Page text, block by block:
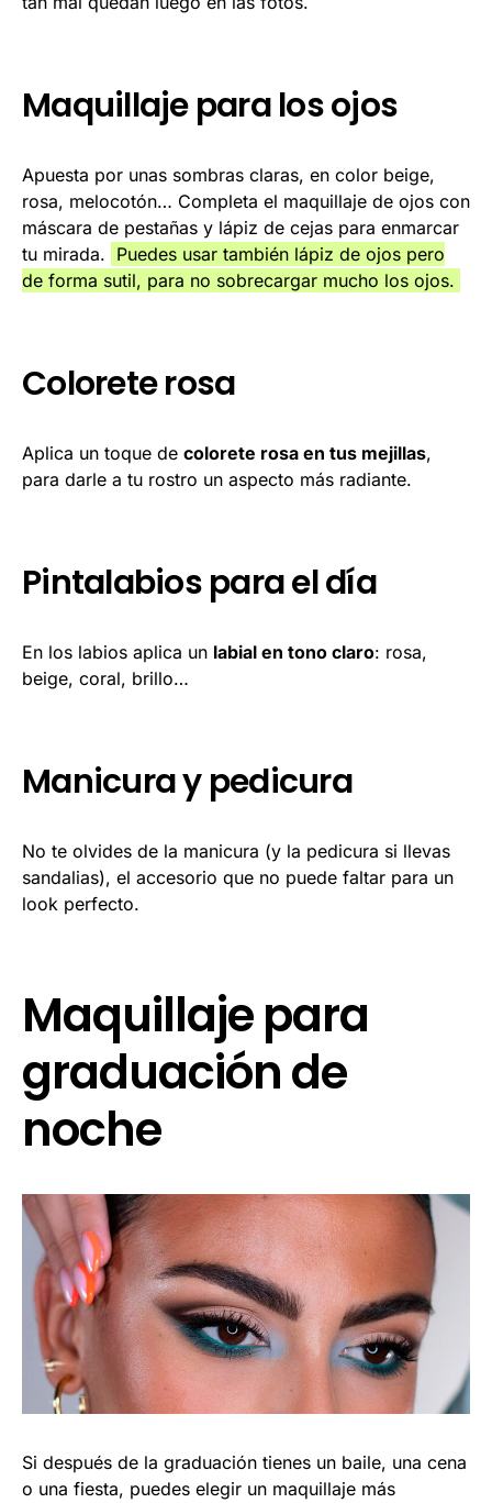
Maquillaje para los ojos
Apuesta por unas sombras claras, en color beige,
rosa, melocotón… Completa el maquillaje de ojos con
máscara de pestañas y lápiz de cejas para enmarcar
tu mirada. Puedes usar también lápiz de ojos pero
de forma sutil, para no sobrecargar mucho los ojos.
Colorete rosa
Aplica un toque de colorete rosa en tus mejillas,
para darle a tu rostro un aspecto más radiante.
Pintalabios para el día
En los labios aplica un labial en tono claro: rosa,
beige, coral, brillo…
Manicura y pedicura
No te olvides de la manicura (y la pedicura si llevas
sandalias), el accesorio que no puede faltar para un
look perfecto.
Maquillaje para
graduación de
noche
Si después de la graduación tienes un baile, una cena
o una fiesta, puedes elegir un maquillaje más